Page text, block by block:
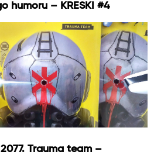
humoru – KRESKI #4
Trauma team –